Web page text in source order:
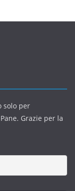
solo per
Grazie per la